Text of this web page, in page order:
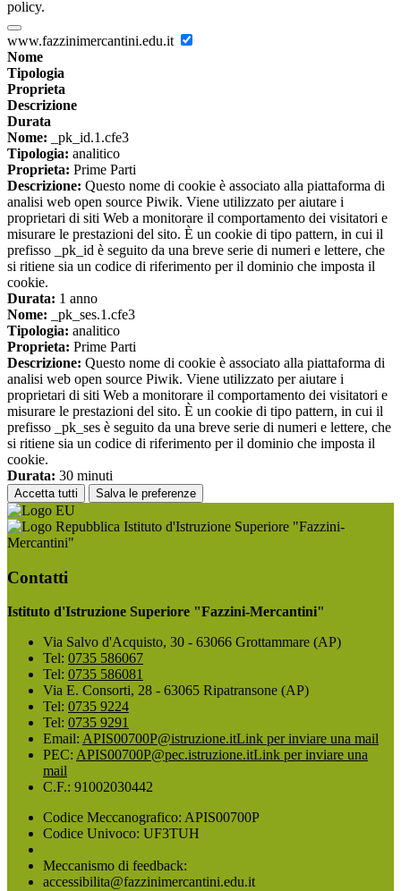
policy.
www.fazzinimercantini.edu.it
Nome
Tipologia
Proprieta
Descrizione
Durata
Nome: _pk_id.1.cfe3
Tipologia: analitico
Proprieta: Prime Parti
Descrizione: Questo nome di cookie è associato alla piattaforma di
analisi web open source Piwik. Viene utilizzato per aiutare i
proprietari di siti Web a monitorare il comportamento dei visitatori e
misurare le prestazioni del sito. È un cookie di tipo pattern, in cui il
prefisso _pk_id è seguito da una breve serie di numeri e lettere, che
si ritiene sia un codice di riferimento per il dominio che imposta il
cookie.
Durata: 1 anno
Nome: _pk_ses.1.cfe3
Tipologia: analitico
Proprieta: Prime Parti
Descrizione: Questo nome di cookie è associato alla piattaforma di
analisi web open source Piwik. Viene utilizzato per aiutare i
proprietari di siti Web a monitorare il comportamento dei visitatori e
misurare le prestazioni del sito. È un cookie di tipo pattern, in cui il
prefisso _pk_ses è seguito da una breve serie di numeri e lettere, che
si ritiene sia un codice di riferimento per il dominio che imposta il
cookie.
Durata: 30 minuti
Accetta tutti Salva le preferenze
Istituto d'Istruzione Superiore "Fazzini-
Mercantini"
Contatti
Istituto d'Istruzione Superiore "Fazzini-Mercantini"
Via Salvo d'Acquisto, 30 - 63066 Grottammare (AP)
Tel: 0735 586067
Tel: 0735 586081
Via E. Consorti, 28 - 63065 Ripatransone (AP)
Tel: 0735 9224
Tel: 0735 9291
Email: APIS00700P@istruzione.itLink per inviare una mail
PEC: APIS00700P@pec.istruzione.itLink per inviare una
mail
C.F.: 91002030442
Codice Meccanografico: APIS00700P
Codice Univoco: UF3TUH
Meccanismo di feedback:
accessibilita@fazzinimercantini.edu.it